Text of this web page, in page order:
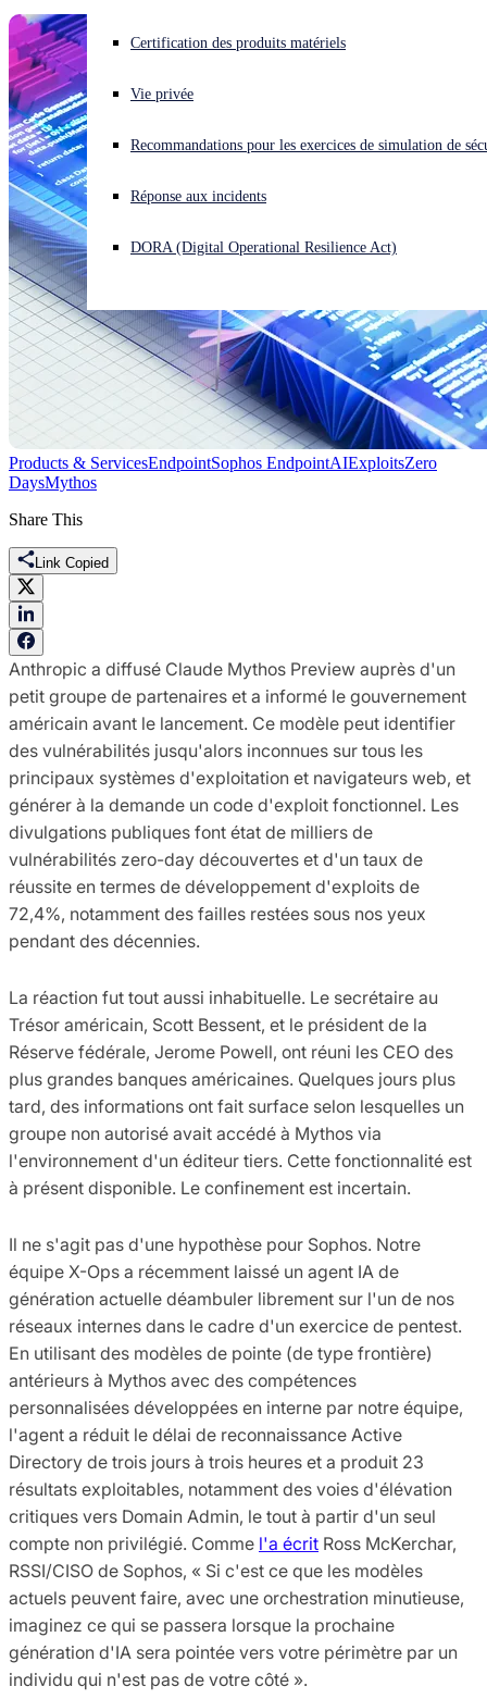
Vous subissez une cyberattaque ? Obtenez une aide immédiate.
Se connecter
Open search
Français Open language switcher
Certification des produits matériels
Vie privée
Recommandations pour les exercices de simulation de
Réponse aux incidents
DORA (Digital Operational Resilience Act)
Products & ServicesEndpointSophos EndpointAIExploitsZero
DaysMythos
Share This
Link Copied
Anthropic a diffusé Claude Mythos Preview auprès d'un
petit groupe de partenaires et a informé le gouvernement
américain avant le lancement. Ce modèle peut identifier
des vulnérabilités jusqu'alors inconnues sur tous les
principaux systèmes d'exploitation et navigateurs web, et
générer à la demande un code d'exploit fonctionnel. Les
divulgations publiques font état de milliers de
vulnérabilités zero-day découvertes et d'un taux de
réussite en termes de développement d'exploits de
72,4%, notamment des failles restées sous nos yeux
pendant des décennies.
La réaction fut tout aussi inhabituelle. Le secrétaire au
Trésor américain, Scott Bessent, et le président de la
Réserve fédérale, Jerome Powell, ont réuni les CEO des
plus grandes banques américaines. Quelques jours plus
tard, des informations ont fait surface selon lesquelles un
groupe non autorisé avait accédé à Mythos via
l'environnement d'un éditeur tiers. Cette fonctionnalité est
à présent disponible. Le confinement est incertain.
Il ne s'agit pas d'une hypothèse pour Sophos. Notre
équipe X-Ops a récemment laissé un agent IA de
génération actuelle déambuler librement sur l'un de nos
réseaux internes dans le cadre d'un exercice de pentest.
En utilisant des modèles de pointe (de type frontière)
antérieurs à Mythos avec des compétences
personnalisées développées en interne par notre équipe,
l'agent a réduit le délai de reconnaissance Active
Directory de trois jours à trois heures et a produit 23
résultats exploitables, notamment des voies d'élévation
critiques vers Domain Admin, le tout à partir d'un seul
compte non privilégié. Comme l'a écrit Ross McKerchar,
RSSI/CISO de Sophos, « Si c'est ce que les modèles
actuels peuvent faire, avec une orchestration minutieuse,
imaginez ce qui se passera lorsque la prochaine
génération d'IA sera pointée vers votre périmètre par un
individu qui n'est pas de votre côté ».